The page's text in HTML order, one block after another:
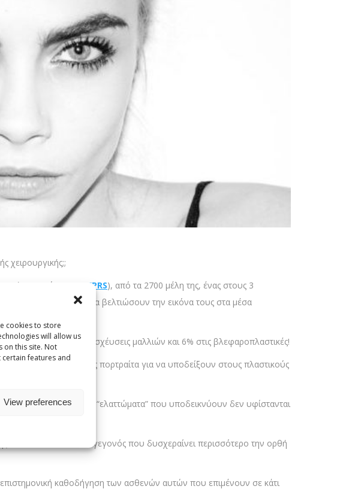
cookies to store
will allow us
on this site. Not
features and
View preferences
χειρουργικής;;
Προσώπου (
ΑΑFPRS), από τα 2700 μέλη της, ένας στους 3
των ασθενών τους να βελτιώσουν την εικόνα τους στα μέσα
7% στις μεταμοσχέυσεις μαλλιών και 6% στις βλεφαροπλαστικές!
φωτογραφικά τους πορτραίτα για να υποδείξουν στους πλαστικούς
Πολλές φορές τα “ελαττώματα” που υποδεικνύουν δεν υφίστανται
αυτών των ασθενών γεγονός που δυσχεραίνει περισσότερο την ορθή
καθοδήγηση των ασθενών αυτών που επιμένουν σε κάτι